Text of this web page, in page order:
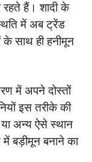
रहते हैं। शादी के
में अब ट्रेंड
के साथ ही हनीमून
में अपने दोस्तों
इस तरीके की
अन्य ऐसे स्थान
बड़ीमून बनाने का